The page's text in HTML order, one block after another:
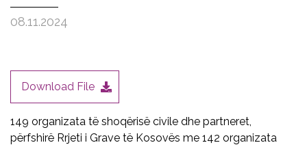
08.11.2024
Download File
149 organizata të shoqërisë civile dhe partneret,
përfshirë Rrjeti i Grave të Kosovës me 142 organizata